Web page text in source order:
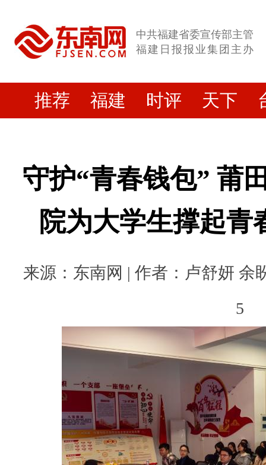
中共福建省委宣传部主管
福建日报报业集团主办
推荐 福建 时评 天下
守护“青春钱包” 莆
院为大学生撑起青
来源：东南网 | 作者：卢舒妍 余
5